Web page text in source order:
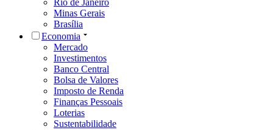
Rio de Janeiro
Minas Gerais
Brasília
Economia
Mercado
Investimentos
Banco Central
Bolsa de Valores
Imposto de Renda
Finanças Pessoais
Loterias
Sustentabilidade